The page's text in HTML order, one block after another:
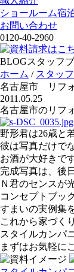
ショールーム宿
お問い合わせ
0120-40-2960
BLOGスタッフ
ホーム / スタッ
名古屋市 リフ
2011.05.25
名古屋市のリフ
野形君は26歳と
彼は写真だけで
お酒が大好きで
完成写真は、後
Ｎ君のセンスが
コンセプトブッ
すまいの実例集
これから家づく
スタイルカンパ
まずはお気軽に